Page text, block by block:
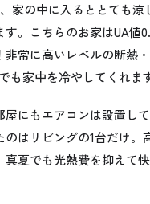
家の中に入るととても涼
。こちらのお家はUA値
非常に高いレベルの断熱
も家中を冷やしてくれま
屋にもエアコンは設置して
のはリビングの1台だけ。
真夏でも光熱費を抑えて